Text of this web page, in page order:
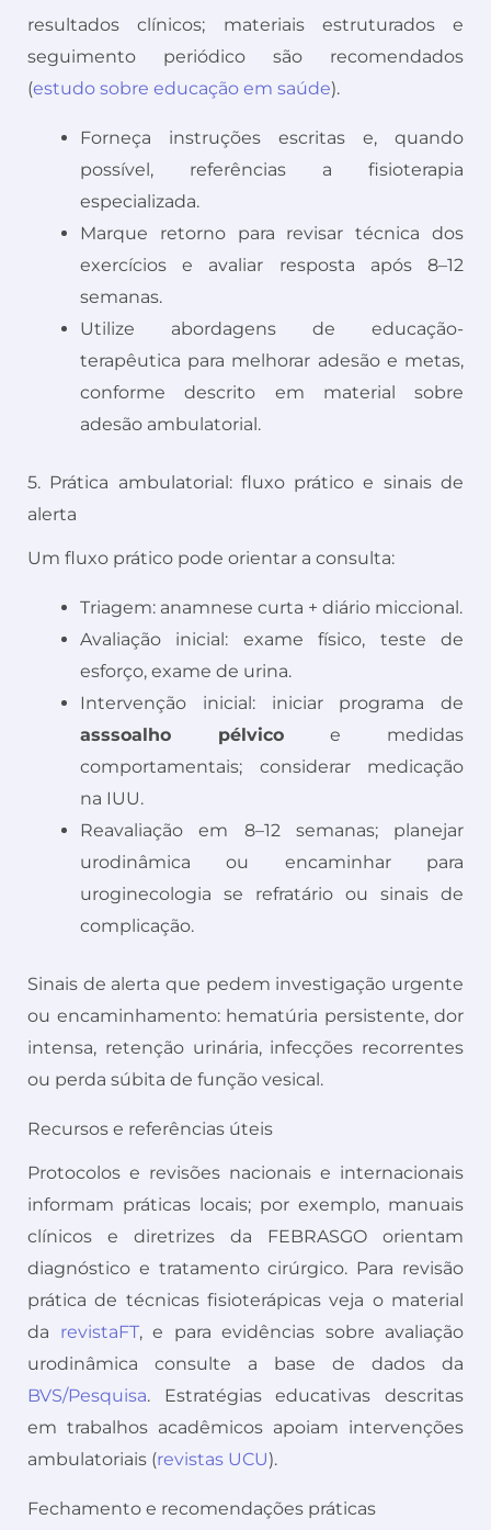
resultados clínicos; materiais estruturados e
seguimento periódico são recomendados
(estudo sobre educação em saúde).
Forneça instruções escritas e, quando
possível, referências a fisioterapia
especializada.
Marque retorno para revisar técnica dos
exercícios e avaliar resposta após 8–12
semanas.
Utilize abordagens de educação-
terapêutica para melhorar adesão e metas,
conforme descrito em material sobre
adesão ambulatorial.
5. Prática ambulatorial: fluxo prático e sinais de
alerta
Um fluxo prático pode orientar a consulta:
Triagem: anamnese curta + diário miccional.
Avaliação inicial: exame físico, teste de
esforço, exame de urina.
Intervenção inicial: iniciar programa de
asssoalho pélvico e medidas
comportamentais; considerar medicação
na IUU.
Reavaliação em 8–12 semanas; planejar
urodinâmica ou encaminhar para
uroginecologia se refratário ou sinais de
complicação.
Sinais de alerta que pedem investigação urgente
ou encaminhamento: hematúria persistente, dor
intensa, retenção urinária, infecções recorrentes
ou perda súbita de função vesical.
Recursos e referências úteis
Protocolos e revisões nacionais e internacionais
informam práticas locais; por exemplo, manuais
clínicos e diretrizes da FEBRASGO orientam
diagnóstico e tratamento cirúrgico. Para revisão
prática de técnicas fisioterápicas veja o material
da revistaFT, e para evidências sobre avaliação
urodinâmica consulte a base de dados da
BVS/Pesquisa. Estratégias educativas descritas
em trabalhos acadêmicos apoiam intervenções
ambulatoriais (revistas UCU).
Fechamento e recomendações práticas